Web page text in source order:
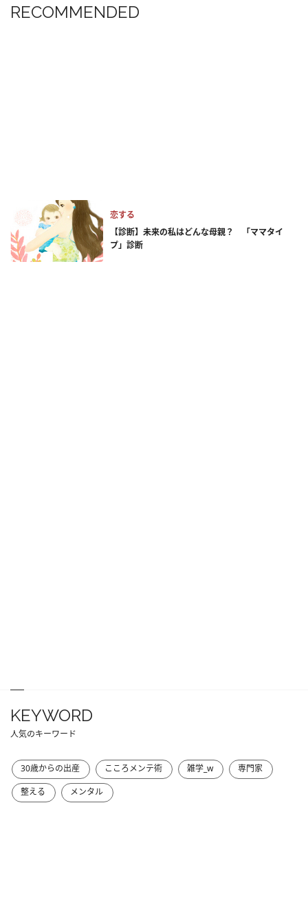
RECOMMENDED
恋する
【診断】未来の私はどんな母親？ 「ママタイ
プ」診断
KEYWORD
人気のキーワード
30歳からの出産 こころメンテ術 雑学_w
専門家
整える
メンタル